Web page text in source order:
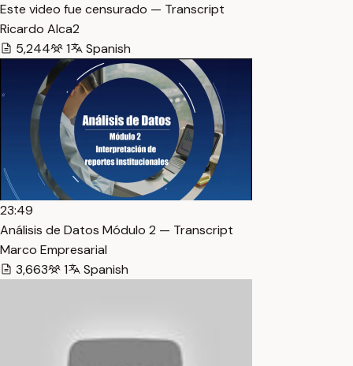
Este video fue censurado — Transcript
Ricardo Alca2
5,244
1 Spanish
23:49
Análisis de Datos Módulo 2 — Transcript
Marco Empresarial
3,663
1 Spanish